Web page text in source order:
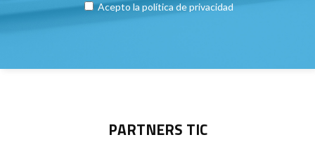
Acepto la política de privacidad
PARTNERS TIC